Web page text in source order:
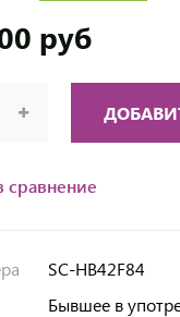
руб
сравнение
SC-HB42F84
Бывшее в